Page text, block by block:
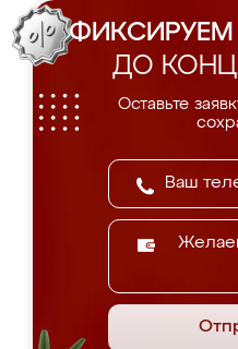
ФИКСИРУЕМ
ДО
Оставьте